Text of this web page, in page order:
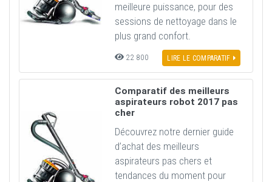
meilleure puissance, pour des
sessions de nettoyage dans le
plus grand confort.
22 800 LIRE LE COMPARATIF
Comparatif des meilleurs
aspirateurs robot 2017 pas
cher
Découvrez notre dernier guide
d’achat des meilleurs
aspirateurs pas chers et
tendances du moment pour